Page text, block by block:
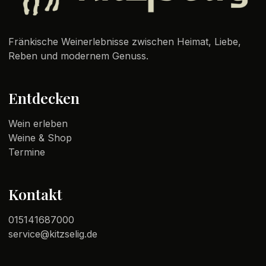
Fränkische Weinerlebnisse zwischen Heimat, Liebe,
Reben und modernem Genuss.
Entdecken
Wein erleben
Weine & Shop
Termine
Kontakt
015141687000
service@kitzselig.de